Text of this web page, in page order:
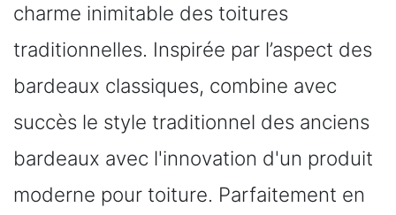
charme inimitable des toitures
traditionnelles. Inspirée par l’aspect des
bardeaux classiques, combine avec
succès le style traditionnel des anciens
bardeaux avec l'innovation d'un produit
moderne pour toiture. Parfaitement en